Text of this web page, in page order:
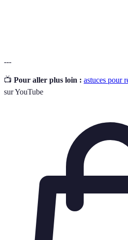
---
📺 Pour aller plus loin : astuces pour
sur YouTube